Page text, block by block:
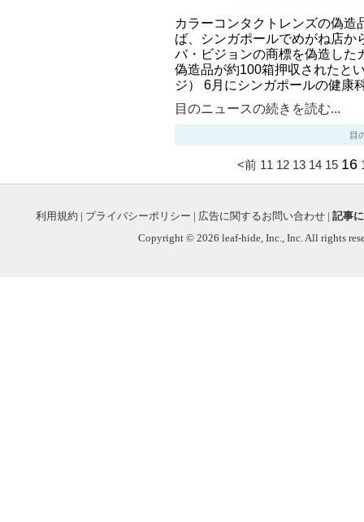
カラーコンタクトレンズの偽造
ば、シンガポールでめがね店か
バ・ビジョンの商標を偽造した
偽造品が約100箱押収されたと
ジ） 6月にシンガポールの健康
目のニュースの続きを読む...
目
<前 11 12 13 14 15 16
利用規約 | プライバシーポリシー | 広告に関するお問い合わせ | 記事
Copyright © 2026 leaf-hide, Inc., Inc. All rights